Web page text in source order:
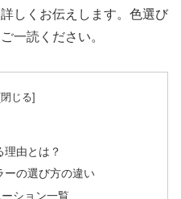
しくお伝えします。色選び
一読ください。
理由とは？
ーの選び方の違い
ション一覧